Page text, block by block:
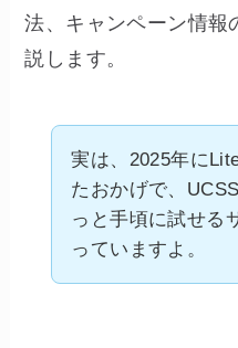
法、キャンペーン情報
説します。
実は、2025年に
たおかげで、
っと手頃に試せる
っていますよ。